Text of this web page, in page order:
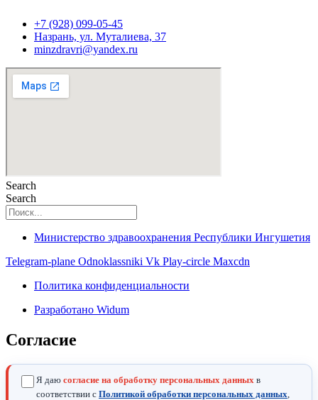
+7 (928) 099-05-45
Назрань, ул. Муталиева, 37
minzdravri@yandex.ru
Search
Search
Министерство здравоохранения Республики Ингушетия
Telegram-plane Odnoklassniki Vk Play-circle Maxcdn
Политика конфиденциальности
Разработано Widum
Согласие
Я даю согласие на обработку персональных данных в
соответствии с Политикой обработки персональных данных